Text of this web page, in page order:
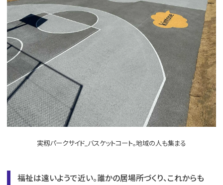
実籾パークサイド_バスケットコート。地域の人も集まる
福祉は遠いようで近い。誰かの居場所づくり、これからも